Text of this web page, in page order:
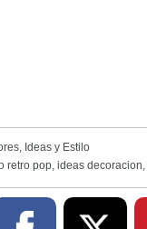
, Ideas y Estilo
retro pop, ideas decoracion,